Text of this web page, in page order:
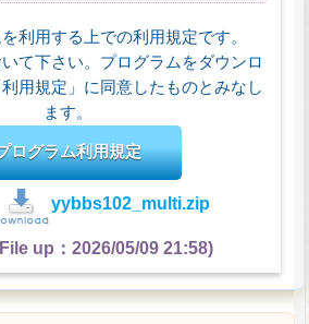
利用する上での利用規定です。
て下さい。プログラムをダウンロ
用規定」に同意したものとみなし
ます。
ログラム利用規定
yybbs102_multi.zip
up：2026/05/09 21:58)